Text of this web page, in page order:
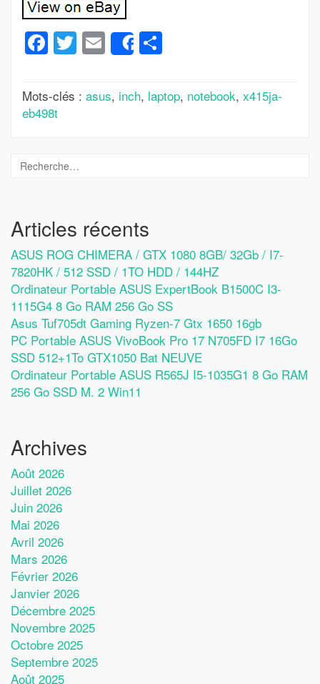
Facebook
Twitter
Email
Share
Mots-clés : asus, inch, laptop, notebook, x415ja-
eb498t
Articles récents
ASUS ROG CHIMERA / GTX 1080 8GB/ 32Gb / I7-
7820HK / 512 SSD / 1TO HDD / 144HZ
Ordinateur Portable ASUS ExpertBook B1500C I3-
1115G4 8 Go RAM 256 Go SS
Asus Tuf705dt Gaming Ryzen-7 Gtx 1650 16gb
PC Portable ASUS VivoBook Pro 17 N705FD I7 16Go
SSD 512+1To GTX1050 Bat NEUVE
Ordinateur Portable ASUS R565J I5-1035G1 8 Go RAM
256 Go SSD M. 2 Win11
Archives
Août 2026
Juillet 2026
Juin 2026
Mai 2026
Avril 2026
Mars 2026
Février 2026
Janvier 2026
Décembre 2025
Novembre 2025
Octobre 2025
Septembre 2025
Août 2025